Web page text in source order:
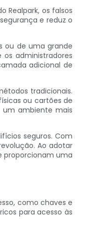
Realpark, os falsos
e reduz o
ou de uma grande
administradores
adicional de
tradicionais.
ou cartões de
um ambiente mais
seguros. Com
Ao adotar
proporcionam uma
como chaves e
para acesso às